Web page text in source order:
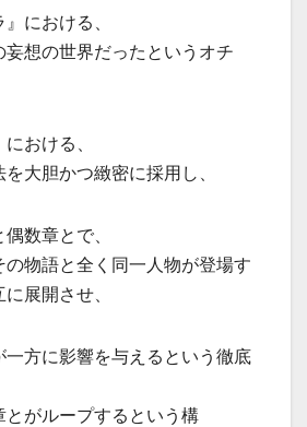
における、
想の世界だったというオチ
おける、
大胆かつ緻密に採用し、
数章とで、
物語と全く同一人物が登場す
展開させ、
方に影響を与えるという徹底
とがループするという構